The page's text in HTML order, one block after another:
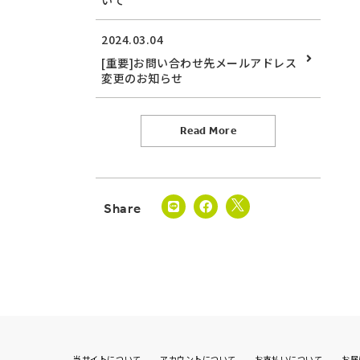
2024.03.04
[重要]お問い合わせ先メールアドレス
変更のお知らせ
Read More